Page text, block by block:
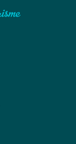
de la
quelques
accueillir
état de
aujourd’hui
engagés dès
au